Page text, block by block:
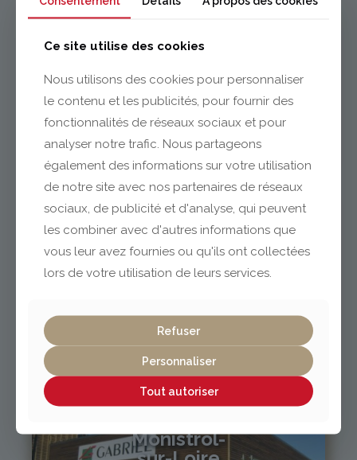
Clermont-Ferrand
04 73 42 18 38
Vichy / Cusset
04 70 97 56 39
cusset@gabriel-sa.fr
Monistrol-
Ce site utilise des cookies
Nous utilisons des cookies pour personnaliser
le contenu et les publicités, pour fournir des
fonctionnalités de réseaux sociaux et pour
analyser notre trafic. Nous partageons
également des informations sur votre utilisation
de notre site avec nos partenaires de réseaux
sociaux, de publicité et d'analyse, qui peuvent
les combiner avec d'autres informations que
vous leur avez fournies ou qu'ils ont collectées
lors de votre utilisation de leurs services.
Refuser
Personnaliser
Tout autoriser